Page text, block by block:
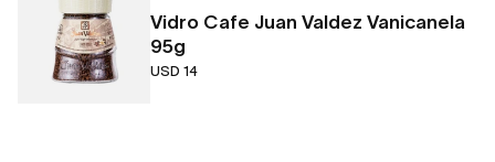
Vidro Cafe Juan Valdez Vanicanela
95g
USD 14